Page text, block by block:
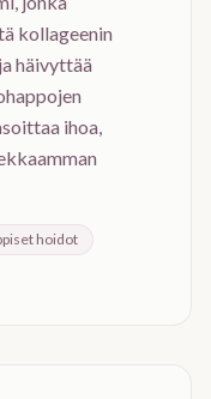
kollageenin
häivyttää
ihoa,
hoidot